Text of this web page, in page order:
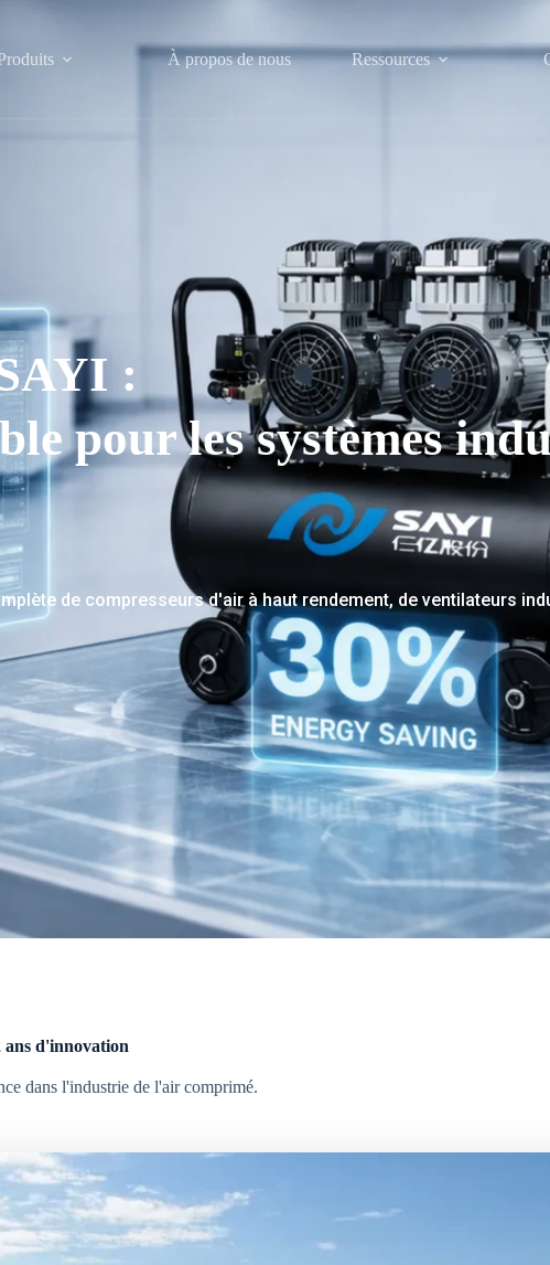
À propos de nous Ressources
:
pour les systèmes
de compresseurs d'air à haut rendement, de ventilateurs
ans d'innovation
dans l'industrie de l'air comprimé.